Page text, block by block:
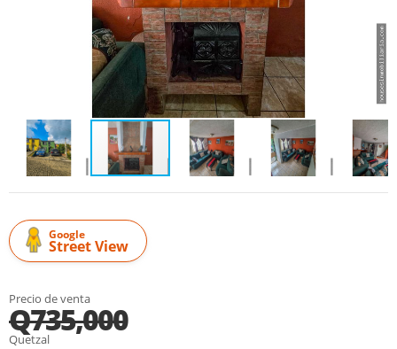
Google
Street View
Precio de venta
Q735,000
Quetzal